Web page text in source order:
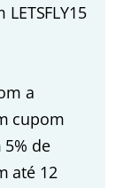
a
cupom
5% de
até 12